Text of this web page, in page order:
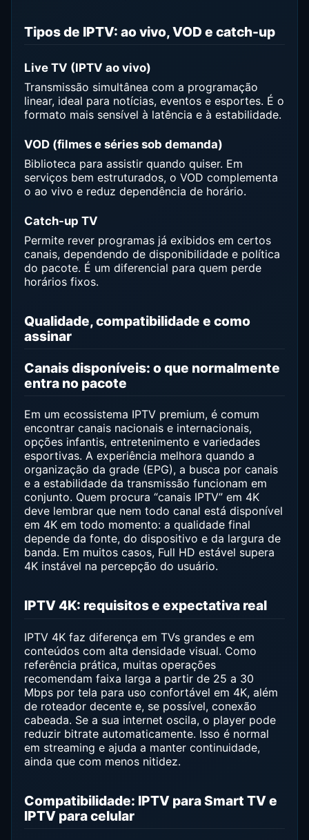
Tipos de IPTV: ao vivo, VOD e catch-up
Live TV (IPTV ao vivo)
Transmissão simultânea com a programação
linear, ideal para notícias, eventos e esportes. É o
formato mais sensível à latência e à estabilidade.
VOD (filmes e séries sob demanda)
Biblioteca para assistir quando quiser. Em
serviços bem estruturados, o VOD complementa
o ao vivo e reduz dependência de horário.
Catch-up TV
Permite rever programas já exibidos em certos
canais, dependendo de disponibilidade e política
do pacote. É um diferencial para quem perde
horários fixos.
Qualidade, compatibilidade e como
assinar
Canais disponíveis: o que normalmente
entra no pacote
Em um ecossistema IPTV premium, é comum
encontrar canais nacionais e internacionais,
opções infantis, entretenimento e variedades
esportivas. A experiência melhora quando a
organização da grade (EPG), a busca por canais
e a estabilidade da transmissão funcionam em
conjunto. Quem procura “canais IPTV” em 4K
deve lembrar que nem todo canal está disponível
em 4K em todo momento: a qualidade final
depende da fonte, do dispositivo e da largura de
banda. Em muitos casos, Full HD estável supera
4K instável na percepção do usuário.
IPTV 4K: requisitos e expectativa real
IPTV 4K faz diferença em TVs grandes e em
conteúdos com alta densidade visual. Como
referência prática, muitas operações
recomendam faixa larga a partir de 25 a 30
Mbps por tela para uso confortável em 4K, além
de roteador decente e, se possível, conexão
cabeada. Se a sua internet oscila, o player pode
reduzir bitrate automaticamente. Isso é normal
em streaming e ajuda a manter continuidade,
ainda que com menos nitidez.
Compatibilidade: IPTV para Smart TV e
IPTV para celular